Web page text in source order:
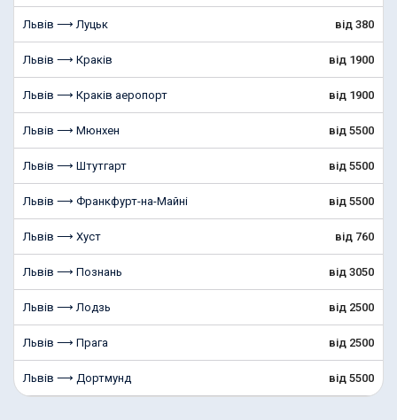
Львів ⟶ Луцьк від 380
Львів ⟶ Краків від 1900
Львів ⟶ Краків аеропорт від 1900
Львів ⟶ Мюнхен від 5500
Львів ⟶ Штутгарт від 5500
Львів ⟶ Франкфурт-на-Майні від 5500
Львів ⟶ Хуст від 760
Львів ⟶ Познань від 3050
Львів ⟶ Лодзь від 2500
Львів ⟶ Прага від 2500
Львів ⟶ Дортмунд від 5500